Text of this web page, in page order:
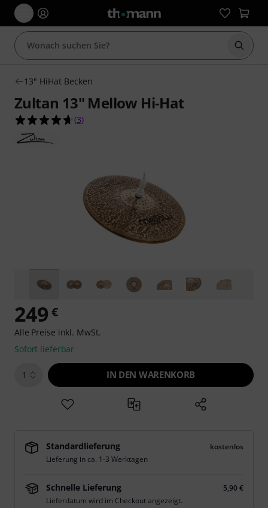
Suche
13" HiHat Becken
Zultan 13" Mellow Hi-Hat
4.7 von 5 Sternen aus 3 Kundenbewertungen
(3)
249 €
Alle Preise inkl. MwSt.
Sofort lieferbar
1 IN DEN WARENKORB
Standardlieferung
kostenlos
Lieferung in ca. 1-3 Werktagen
Schnelle Lieferung
5,90 €
Lieferdatum wird im Checkout angezeigt.